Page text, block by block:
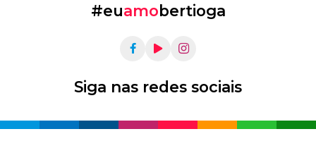
#euamobertioga
Siga nas redes sociais